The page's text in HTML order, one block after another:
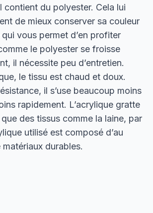
contient du polyester. Cela lui
de mieux conserver sa couleur
vous permet d’en profiter
le polyester se froisse
il nécessite peu d’entretien.
le tissu est chaud et doux.
il s’use beaucoup moins
rapidement. L’acrylique gratte
des tissus comme la laine, par
utilisé est composé d’au
durables.